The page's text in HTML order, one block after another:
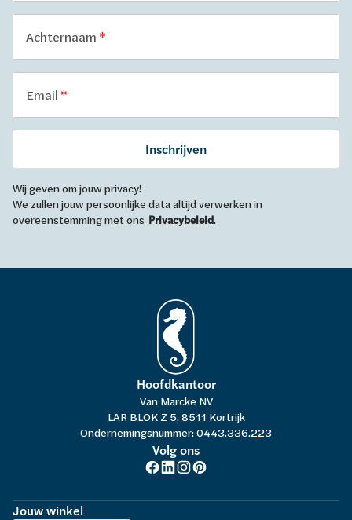
Achternaam
Email
Inschrijven
Wij geven om jouw privacy!
We zullen jouw persoonlijke data altijd verwerken in
overeenstemming met ons Privacybeleid.
Hoofdkantoor
Van Marcke NV
LAR BLOK Z 5, 8511 Kortrijk
Ondernemingsnummer: 0443.336.223
Volg ons
Jouw winkel